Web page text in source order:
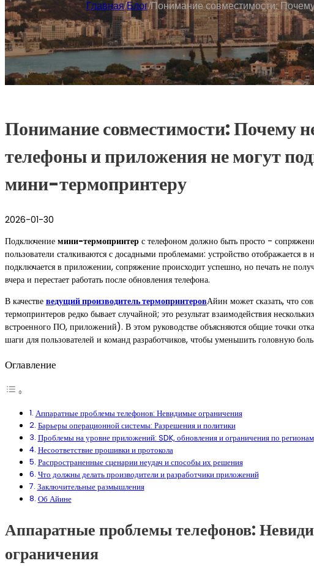
Главная/Блог/Понимание совместимости:
Понимание совместимости: Почему
телефоны и приложения не могут
мини-термопринтеру
2026-01-30
Подключение мини-термопринтер с телефоном должно быть просто -
пользователи сталкиваются с досадными проблемами: устройство отображается
подключается в приложении, сопряжение происходит успешно, но печать не
вчера и перестает работать после обновления телефона.
В качестве ведущий производитель термопринтеровАйин может сказать, что
термопринтеров редко бывает случайной; это результат взаимодействия
встроенного ПО, приложений). В этом руководстве объясняются общие точки
шаги для пользователей и команд разработчиков, чтобы уменьшить головную
Оглавление
Аппаратные проблемы телефонов: Невидимые ограничения
Барьеры операционной системы: Разрешения и политики
Проблемы на уровне приложений: SDK, обновления и ограничения по регионам
Несоответствие прошивки и протокола
Распространенные сценарии неудач и способы их решения
Что должны делать производители и разработчики приложений
Заключительные размышления
Об Айине
Аппаратные проблемы телефонов:
ограничения